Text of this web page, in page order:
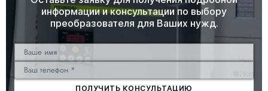
информации и консультации по выбору
преобразователя для Ваших нужд.
ПОЛУЧИТЬ КОНСУЛЬТАЦИЮ